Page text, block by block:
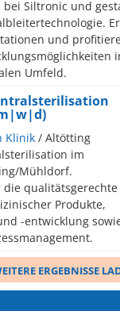
bei Siltronic und
und
Umfeld.
Klinik / Altötting
im
Mühldorf.
qualitätsgerechte
Produkte,
-entwicklung
ERGEBNISSE